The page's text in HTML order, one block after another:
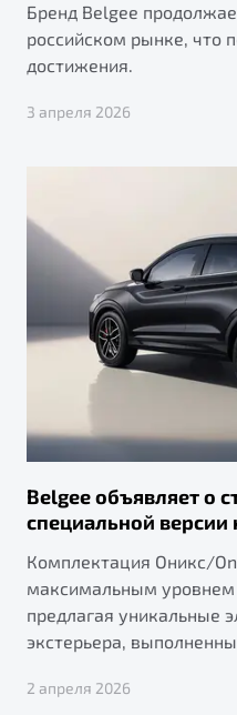
Бренд Belgee
российском рынке, что
достижения.
3 апреля 2026
Belgee объявляет о
специальной версии
Комплектация Оникс/
максимальным уровнем
предлагая уникальные
экстерьера,
2 апреля 2026